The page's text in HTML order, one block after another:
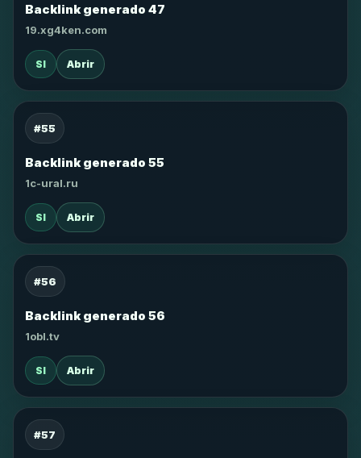
Backlink generado 47
19.xg4ken.com
SI Abrir
#55
Backlink generado 55
1c-ural.ru
SI Abrir
#56
Backlink generado 56
1obl.tv
SI Abrir
#57